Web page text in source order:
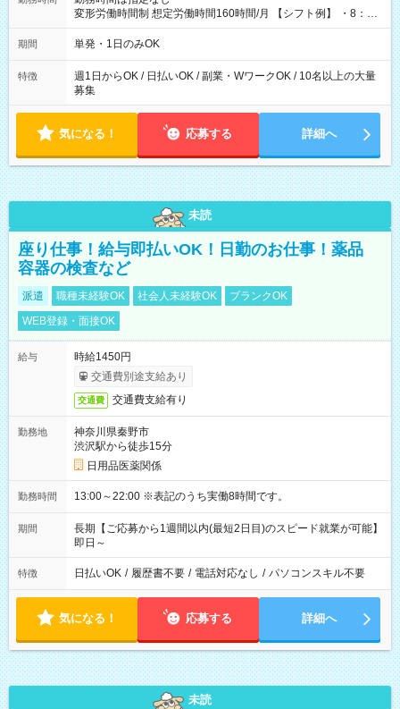
変形労働時間制 想定労働時間160時間/月 【シフト例】 ・8：00
～21：00
期間 単発・1日のみOK
特徴
週1日からOK / 日払いOK / 副業・WワークOK / 10名以上の大量
募集
気になる！ 応募する 詳細へ
未読
座り仕事！給与即払いOK！日勤のお仕事！薬品
容器の検査など
派遣 職種未経験OK 社会人未経験OK
ブランクOK
WEB登録・面接OK
給与
時給1450円
交通費別途支給あり
交通費 交通費支給有り
勤務地
神奈川県秦野市
渋沢駅から徒歩15分
日用品医薬関係
勤務時間 13:00～22:00 ※表記のうち実働8時間です。
期間
長期【ご応募から1週間以内(最短2日目)のスピード就業が可能】
即日～
特徴 日払いOK / 履歴書不要 / 電話対応なし / パソコンスキル不要
気になる！ 応募する 詳細へ
未読